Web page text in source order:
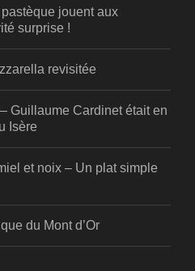
jouent aux
surprise !
revisitée
Guillaume Cardinet était en
Isère
et noix – Un plat simple
du Mont d’Or